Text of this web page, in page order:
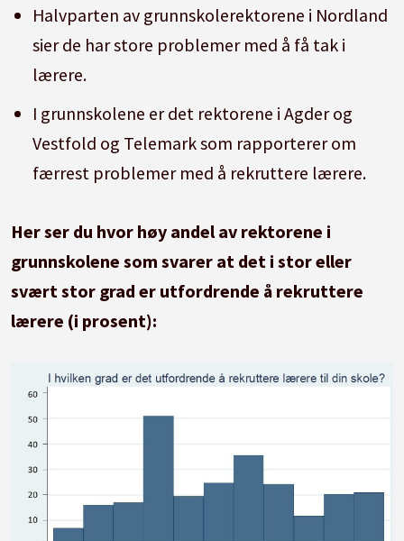
Halvparten av grunnskolerektorene i Nordland
sier de har store problemer med å få tak i
lærere.
I grunnskolene er det rektorene i Agder og
Vestfold og Telemark som rapporterer om
færrest problemer med å rekruttere lærere.
Her ser du hvor høy andel av rektorene i
grunnskolene som svarer at det i stor eller
svært stor grad er utfordrende å rekruttere
lærere (i prosent):